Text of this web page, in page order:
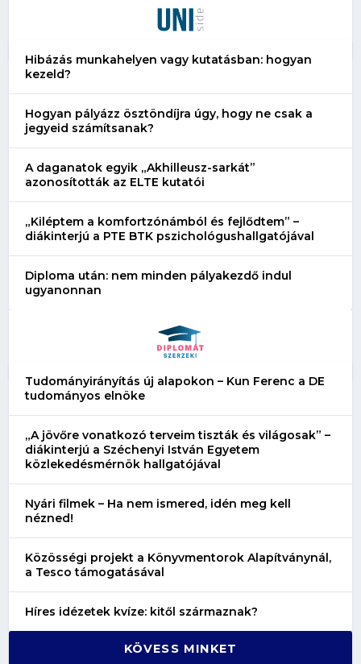
Hibázás munkahelyen vagy kutatásban: hogyan
kezeld?
Hogyan pályázz ösztöndíjra úgy, hogy ne csak a
jegyeid számítsanak?
A daganatok egyik „Akhilleusz-sarkát”
azonosították az ELTE kutatói
„Kiléptem a komfortzónámból és fejlődtem” –
diákinterjú a PTE BTK pszichológushallgatójával
Diploma után: nem minden pályakezdő indul
ugyanonnan
Tudományirányítás új alapokon – Kun Ferenc a DE
tudományos elnöke
„A jövőre vonatkozó terveim tiszták és világosak” –
diákinterjú a Széchenyi István Egyetem
közlekedésmérnök hallgatójával
Nyári filmek – Ha nem ismered, idén meg kell
nézned!
Közösségi projekt a Könyvmentorok Alapítványnál,
a Tesco támogatásával
Híres idézetek kvíze: kitől származnak?
KÖVESS MINKET